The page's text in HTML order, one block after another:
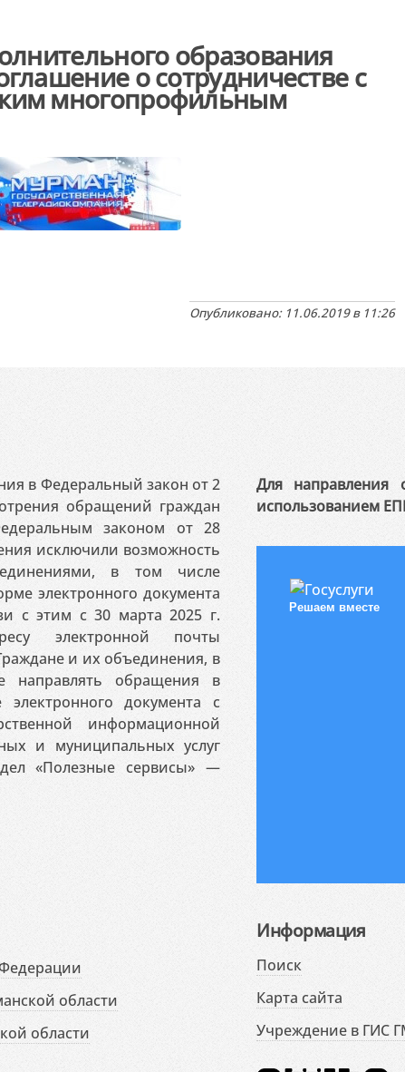
образования
о сотрудничестве с
многопрофильным
Опубликовано: 11.06.2019 в 11:26
в Федеральный закон от 2
обращений граждан
законом от 28
исключили возможность
в том числе
электронного документа
с этим с 30 марта 2025 г.
электронной почты
и их объединения, в
направлять обращения в
документа с
информационной
и муниципальных услуг
«Полезные сервисы» —
Для направления
использованием
Решаем вместе
области
области
Информация
Поиск
Карта сайта
Учреждение в ГИС